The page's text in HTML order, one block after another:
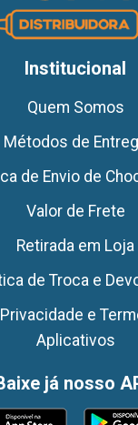
Institucional
Quem Somos
Métodos de
de Envio de
Valor de Frete
Retirada em Loja
de Troca e
e
Aplicativos
já nosso